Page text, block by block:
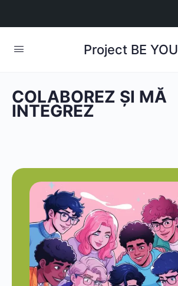
Project BE YOU
COLABOREZ ȘI MĂ
INTEGREZ